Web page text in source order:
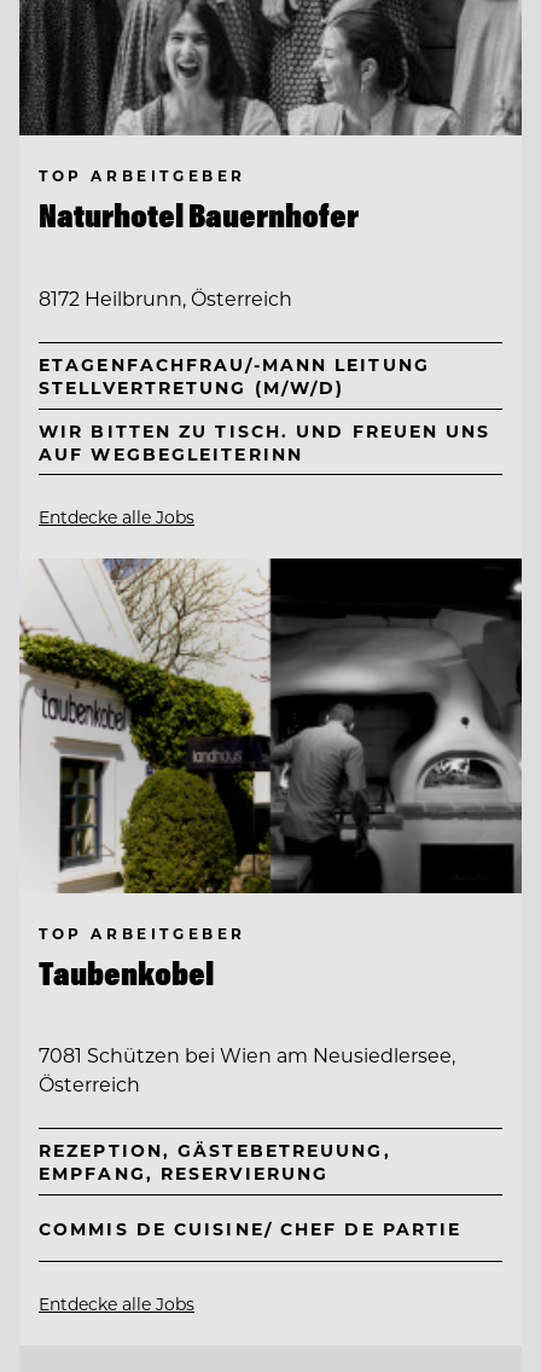
TOP ARBEITGEBER
Naturhotel Bauernhofer
8172 Heilbrunn, Österreich
ETAGENFACHFRAU/-MANN LEITUNG
STELLVERTRETUNG (M/W/D)
WIR BITTEN ZU TISCH. UND FREUEN UNS
AUF WEGBEGLEITERINN
Entdecke alle Jobs
TOP ARBEITGEBER
Taubenkobel
7081 Schützen bei Wien am Neusiedlersee,
Österreich
REZEPTION, GÄSTEBETREUUNG,
EMPFANG, RESERVIERUNG
COMMIS DE CUISINE/ CHEF DE PARTIE
Entdecke alle Jobs